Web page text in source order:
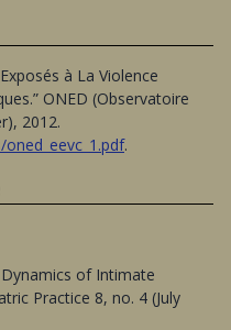
à La Violence
ONED (Observatoire
2012.
.
of Intimate
Practice 8, no. 4 (July